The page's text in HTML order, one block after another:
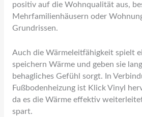
positiv auf die Wohnqualität aus,
Mehrfamilienhäusern oder
Grundrissen.
Auch die Wärmeleitfähigkeit spielt
speichern Wärme und geben sie
behagliches Gefühl sorgt. In
Fußbodenheizung ist Klick Vinyl
da es die Wärme effektiv
spart.